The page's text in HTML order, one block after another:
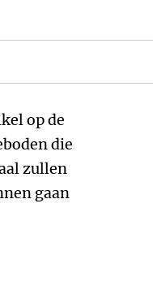
op de
die
zullen
gaan